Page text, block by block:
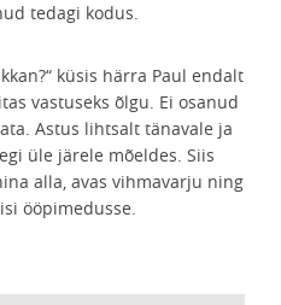
tedagi kodus.
küsis härra Paul endalt
vastuseks õlgu. Ei osanud
Astus lihtsalt tänavale ja
üle järele mõeldes. Siis
alla, avas vihmavarju ning
ööpimedusse.